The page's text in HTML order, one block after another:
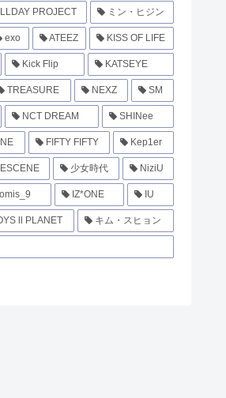
PROJECT ミン・ヒジン
exo ATEEZ KISS OF LIFE
Kick Flip KATSEYE
TREASURE NEXZ SM
NCT DREAM SHINee
FIFTY FIFTY Kep1er
少女時代 NiziU
IZ*ONE IU
ll PLANET キム・スヒョン